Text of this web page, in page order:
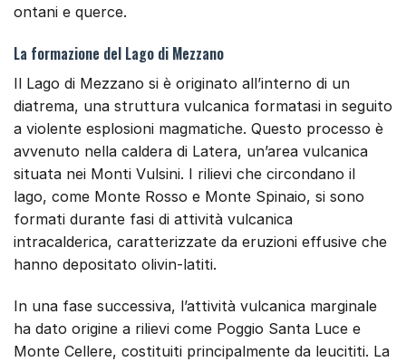
ontani e querce.
La formazione del Lago di Mezzano
Il Lago di Mezzano si è originato all’interno di un
diatrema, una struttura vulcanica formatasi in seguito
a violente esplosioni magmatiche. Questo processo è
avvenuto nella caldera di Latera, un’area vulcanica
situata nei Monti Vulsini. I rilievi che circondano il
lago, come Monte Rosso e Monte Spinaio, si sono
formati durante fasi di attività vulcanica
intracalderica, caratterizzate da eruzioni effusive che
hanno depositato olivin-latiti.
In una fase successiva, l’attività vulcanica marginale
ha dato origine a rilievi come Poggio Santa Luce e
Monte Cellere, costituiti principalmente da leucititi. La